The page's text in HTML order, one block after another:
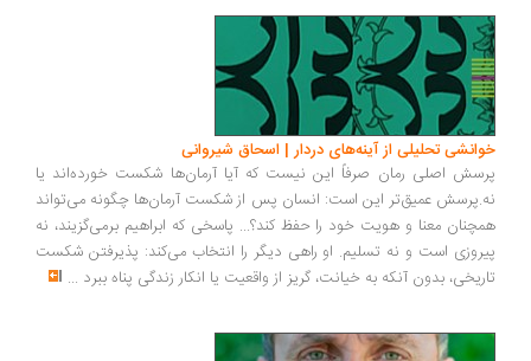
خوانشی تحلیلی از آینه‌های دردار | اسحاق شیروانی
پرسش اصلی رمان صرفاً این نیست که آیا آرمان‌ها شکست خورده‌اند یا
نه.پرسش عمیق‌تر این است: انسان پس از شکست آرمان‌ها چگونه می‌تواند
همچنان معنا و هویت خود را حفظ کند؟... پاسخی که ابراهیم برمی‌گزیند، نه
پیروزی است و نه تسلیم. او راهی دیگر را انتخاب می‌کند: پذیرفتن شکست
تاریخی، بدون آنکه به خیانت، گریز از واقعیت یا انکار زندگی پناه ببرد ...